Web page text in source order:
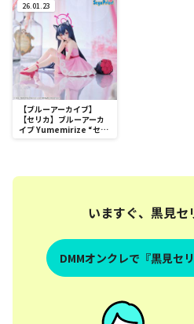
26.01.23
【ブルーアーカイブ】
【セリカ】ブルーアーカ
イブ Yumemirize “セリ
いますぐ、黒見セ
DMMオンクレで『黒見セ